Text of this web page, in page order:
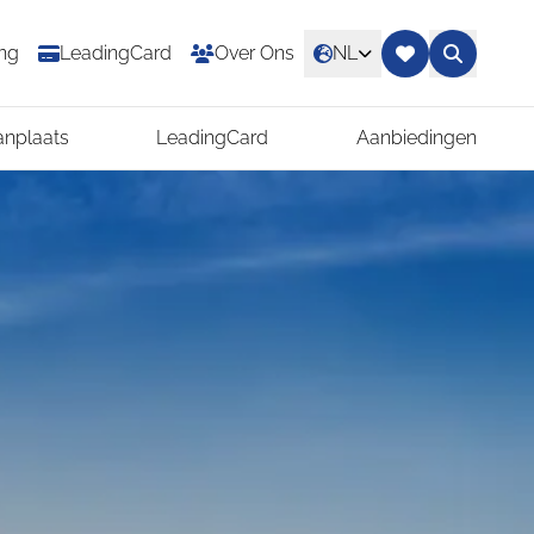
LeadingCard Over Ons NL
LeadingCard Aanbiedingen